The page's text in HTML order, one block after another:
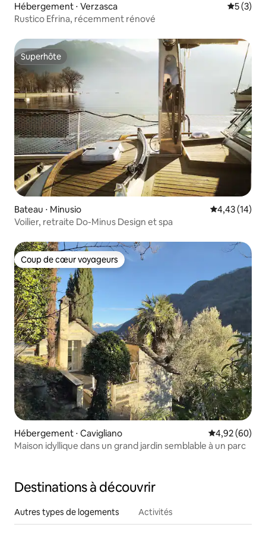
Hébergement ⋅ Verzasca
5 (3)
Rustico Efrina, récemment rénové
Superhôte
Superhôte
Bateau ⋅ Minusio Évaluation
4,43 (14)
Voilier, retraite Do-Minus Design et spa
Coup de cœur voyageurs
Coup de cœur voyageurs
Hébergement ⋅ Cavigliano Évaluation
4,92 (60)
Maison idyllique dans un grand jardin semblable à un parc
Destinations à découvrir
Autres types de logements Activités